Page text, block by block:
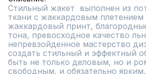
Стильный жакет  выполнен из
ткани с жаккардовым плетением
жаккардовый принт,
тона, превосходное качество
непревзойденное мастерство
создать стильный и эффектный
быть не только деловым, но и
свободным, и обязательно ярким,